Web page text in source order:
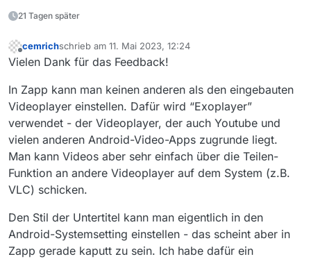
21 Tagen später
Offline
cemrichschrieb am 11. Mai 2023, 12:24
zuletzt editiert von
Vielen Dank für das Feedback!
In Zapp kann man keinen anderen als den eingebauten
Videoplayer einstellen. Dafür wird “Exoplayer”
verwendet - der Videoplayer, der auch Youtube und
vielen anderen Android-Video-Apps zugrunde liegt.
Man kann Videos aber sehr einfach über die Teilen-
Funktion an andere Videoplayer auf dem System (z.B.
VLC) schicken.
Den Stil der Untertitel kann man eigentlich in den
Android-Systemsetting einstellen - das scheint aber in
Zapp gerade kaputt zu sein. Ich habe dafür ein